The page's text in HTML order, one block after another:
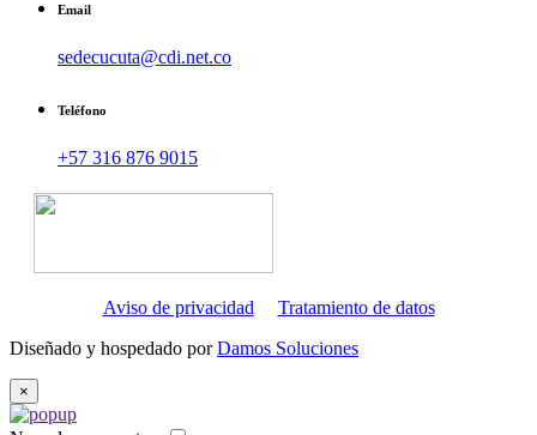
Email
sedecucuta@cdi.net.co
Teléfono
+57 316 876 9015
Aviso de privacidad
Tratamiento de datos
Diseñado y hospedado porDamos Soluciones
×